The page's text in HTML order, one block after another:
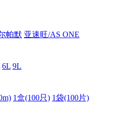
帕默 亚速旺/AS ONE
6L 9L
1盒(100只) 1袋(100片)